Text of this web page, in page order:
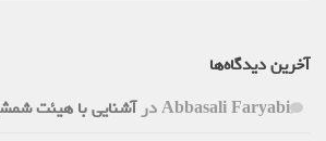
آخرین دیدگاه‌ها
Abbasali Faryabiدرآشنایی با هیئت